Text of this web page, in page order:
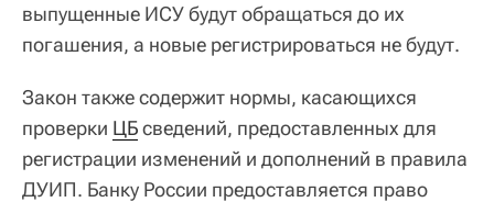
выпущенные ИСУ будут обращаться до их
погашения, а новые регистрироваться не будут.
Закон также содержит нормы, касающихся
проверки ЦБсведений, предоставленных для
регистрации изменений и дополнений в правила
ДУИП. Банку России предоставляется право